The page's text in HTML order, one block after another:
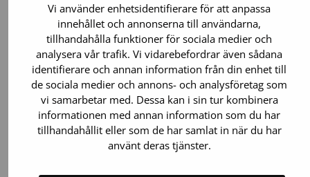
Vi använder enhetsidentifierare för att anpassa
innehållet och annonserna till användarna,
tillhandahålla funktioner för sociala medier och
analysera vår trafik. Vi vidarebefordrar även sådana
identifierare och annan information från din enhet till
de sociala medier och annons- och analysföretag som
vi samarbetar med. Dessa kan i sin tur kombinera
informationen med annan information som du har
tillhandahållit eller som de har samlat in när du har
använt deras tjänster.
Du kan ge blod om:
Du är 18 år eller äldre. Du kan börja ge
blod ännu vid 65 års ålder.